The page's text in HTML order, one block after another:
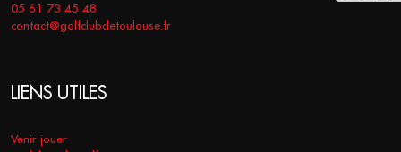
05 61 73 45 48
contact@golfclubdetoulouse.fr
LIENS UTILES
Venir jouer